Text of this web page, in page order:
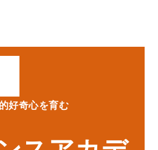
好奇心を育む